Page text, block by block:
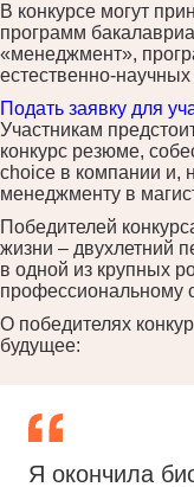
В конкурсе могут
программ
«менеджмент»,
естественно-
Подать заявку для
Участникам
конкурс резюме,
choice в компании и,
менеджменту в
Победителей
жизни – двухлетний
в одной из крупных
профессиональному
О победителях
будущее:
Я окончила